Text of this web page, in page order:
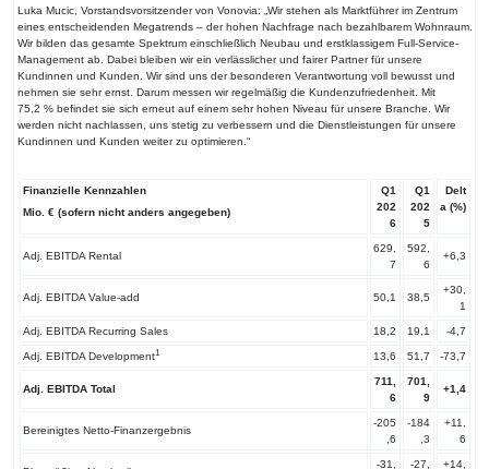
Luka Mucic, Vorstandsvorsitzender von Vonovia: „Wir stehen als Marktführer im Zentrum
eines entscheidenden Megatrends – der hohen Nachfrage nach bezahlbarem Wohnraum.
Wir bilden das gesamte Spektrum einschließlich Neubau und erstklassigem Full-Service-
Management ab. Dabei bleiben wir ein verlässlicher und fairer Partner für unsere
Kundinnen und Kunden. Wir sind uns der besonderen Verantwortung voll bewusst und
nehmen sie sehr ernst. Darum messen wir regelmäßig die Kundenzufriedenheit. Mit
75,2 % befindet sie sich erneut auf einem sehr hohen Niveau für unsere Branche. Wir
werden nicht nachlassen, uns stetig zu verbessern und die Dienstleistungen für unsere
Kundinnen und Kunden weiter zu optimieren.“
Finanzielle Kennzahlen
Mio. € (sofern nicht anders angegeben)
Q1
202
6
Q1
202
5
Delt
a (%)
Adj. EBITDA Rental
629,
7
592,
6
+6,3
Adj. EBITDA Value-add 50,1 38,5
+30,
1
Adj. EBITDA Recurring Sales 18,2 19,1 -4,7
Adj. EBITDA Development1 13,6 51,7 -73,7
Adj. EBITDA Total
711,
6
701,
9
+1,4
Bereinigtes Netto-Finanzergebnis
-205
,6
-184
,3
+11,
6
-31, -27, +14,